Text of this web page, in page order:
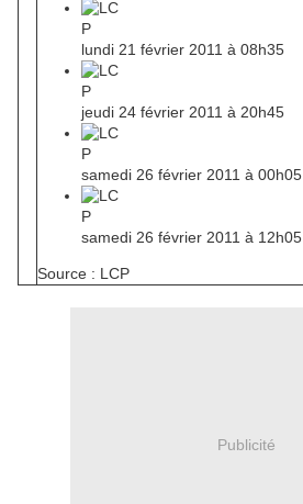
lundi 21 février 2011 à 08h35
jeudi 24 février 2011 à 20h45
samedi 26 février 2011 à 00h05
samedi 26 février 2011 à 12h05
Source : LCP
Publicité